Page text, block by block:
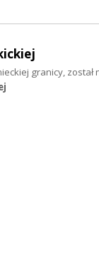
granicy, został